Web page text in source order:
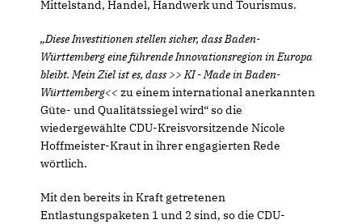
Mittelstand, Handel, Handwerk und Tourismus.
Diese Investitionen stellen sicher, dass Baden-
Württemberg eine führende Innovationsregion in Europa
bleibt. Mein Ziel ist es, dass >> KI - Made in Baden-
Württemberg<<zu einem international anerkannten
Güte- und Qualitätssiegel wird“ so die
wiedergewählte CDU-Kreisvorsitzende Nicole
Hoffmeister-Kraut in ihrer engagierten Rede
wörtlich.
Mit den bereits in Kraft getretenen
Entlastungspaketen 1 und 2 sind, so die CDU-